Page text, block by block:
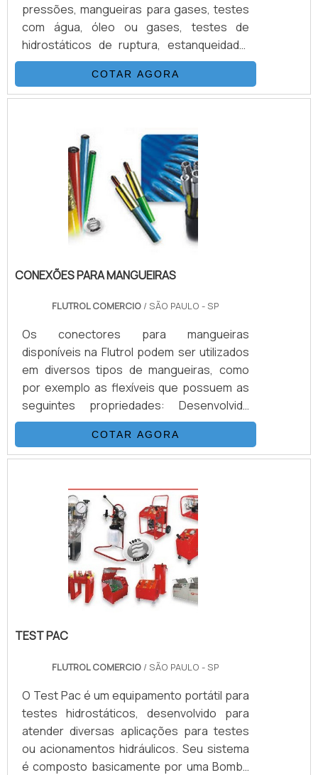
pressões, mangueiras para gases, testes
com água, óleo ou gases, testes de
hidrostáticos de ruptura, estanqueidade,
etc. O Consumo industrial de mangueiras
está crescendo numa velocidade
impressionante, assim como as exigências
altíssima qualidade.Os fabricantes buscam
a excelência em sua produção e o mercado
consumidor exige procedimentos de
testes cada vez mais rigorosos.
COTAR AGORA
CONEXÕES PARA MANGUEIRAS
FLUTROL COMERCIO / SÃO PAULO - SP
Os conectores para mangueiras
disponíveis na Flutrol podem ser utilizados
em diversos tipos de mangueiras, como
por exemplo as flexíveis que possuem as
seguintes propriedades: Desenvolvida
para alta e altíssimas pressões (3.200 Bar).
Excelentes características de vazão. Baixa
expansão volumétrica. Excepcional
flexibilidade. Resistência a pressões
externas.DETALHES PARA SER
DESTACADOS SOBRE O PRODUTOAs
conexões de mangueiras são
importantíssimas para conec.
COTAR AGORA
TEST PAC
FLUTROL COMERCIO / SÃO PAULO - SP
O Test Pac é um equipamento portátil para
testes hidrostáticos, desenvolvido para
atender diversas aplicações para testes
ou acionamentos hidráulicos. Seu sistema
é composto basicamente por uma Bomba